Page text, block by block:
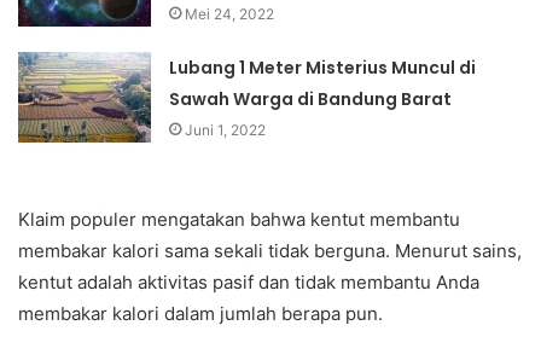
Mei 24, 2022
Lubang 1 Meter Misterius Muncul di
Sawah Warga di Bandung Barat
Juni 1, 2022
Klaim populer mengatakan bahwa kentut membantu
membakar kalori sama sekali tidak berguna. Menurut sains,
kentut adalah aktivitas pasif dan tidak membantu Anda
membakar kalori dalam jumlah berapa pun.